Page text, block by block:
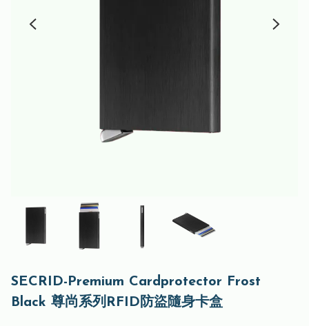
SECRID-Premium Cardprotector Frost
Black 尊尚系列RFID防盜隨身卡盒